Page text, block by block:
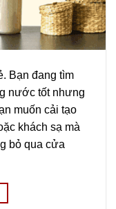
Bạn đang tìm
nước tốt nhưng
muốn cải tạo
khách sạ mà
bỏ qua cửa